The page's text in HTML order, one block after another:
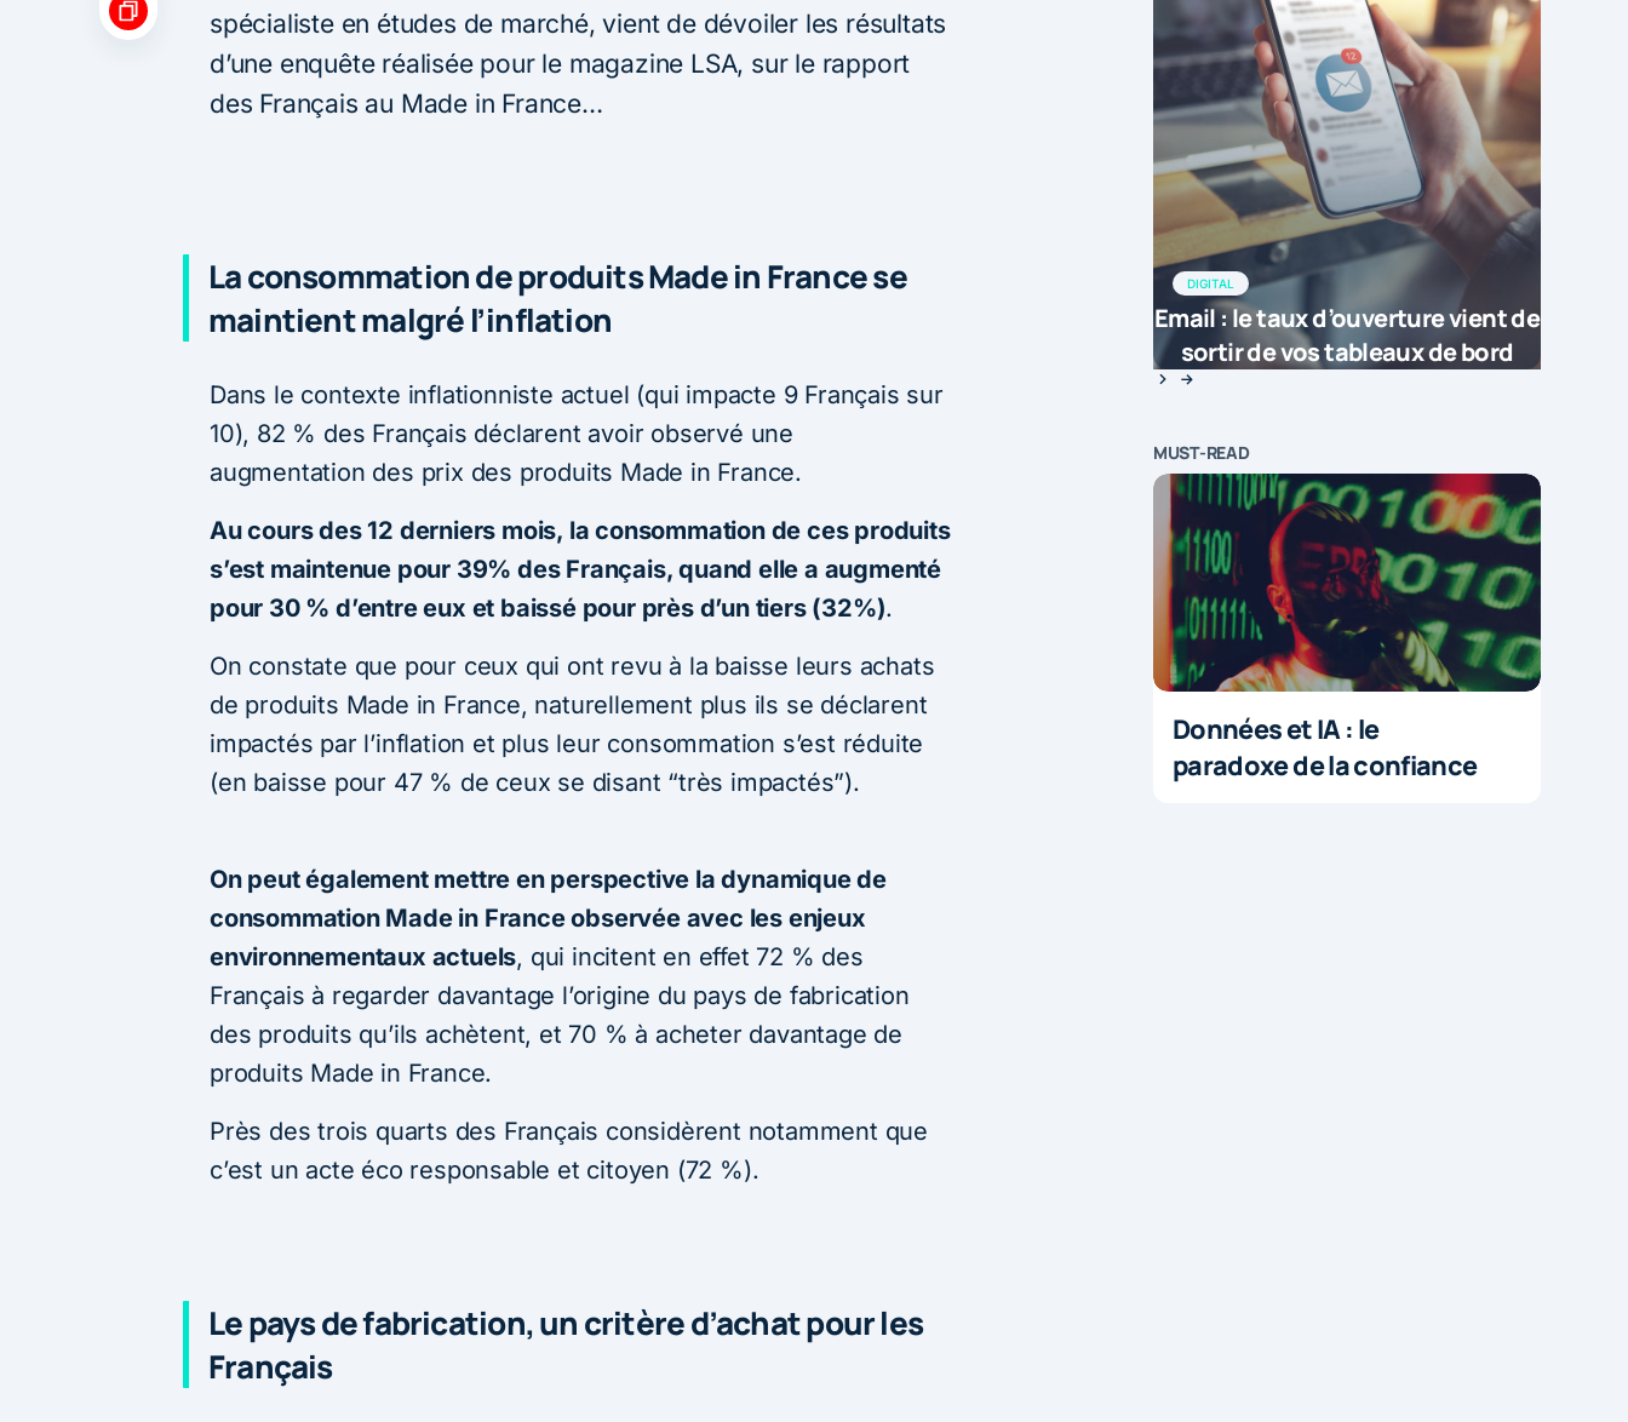
spécialiste en études de marché, vient de dévoiler les résultats
d’une enquête réalisée pour le magazine LSA, sur le rapport
des Français au Made in France…
La consommation de produits Made in France se
maintient malgré l’inflation
Dans le contexte inflationniste actuel (qui impacte 9 Français sur
10), 82 % des Français déclarent avoir observé une
augmentation des prix des produits Made in France.
Au cours des 12 derniers mois, la consommation de ces produits
s’est maintenue pour 39% des Français, quand elle a augmenté
pour 30 % d’entre eux et baissé pour près d’un tiers (32%).
On constate que pour ceux qui ont revu à la baisse leurs achats
de produits Made in France, naturellement plus ils se déclarent
impactés par l’inflation et plus leur consommation s’est réduite
(en baisse pour 47 % de ceux se disant “très impactés”).
On peut également mettre en perspective la dynamique de
consommation Made in France observée avec les enjeux
environnementaux actuels, qui incitent en effet 72 % des
Français à regarder davantage l’origine du pays de fabrication
des produits qu’ils achètent, et 70 % à acheter davantage de
produits Made in France.
Près des trois quarts des Français considèrent notamment que
c’est un acte éco responsable et citoyen (72 %).
Le pays de fabrication, un critère d’achat pour les
Français
DIGITAL
Email : le taux d’ouverture vient de
sortir de vos tableaux de bord
MUST-READ
Données et IA : le
paradoxe de la confiance